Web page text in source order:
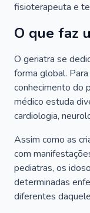
fisioterapeuta e
O que faz
O geriatra se
forma global.
conhecimento do
médico estuda
cardiologia,
Assim como as
com
pediatras, os
determinadas
diferentes